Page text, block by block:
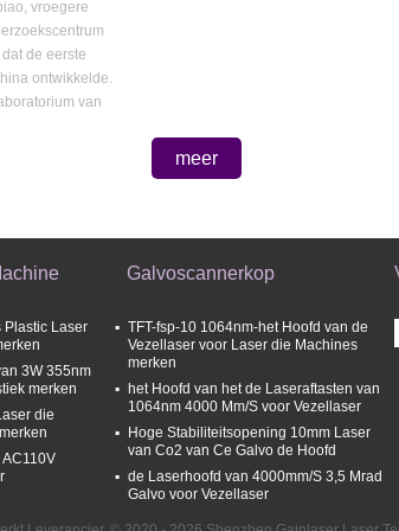
nuvroegere
de eerste
ontwikkelde.
van
meer
Plastic Laser
3W 355nm
merken
die
Galvoscannerkop
TFT-fsp-10 1064nm-het Hoofd van de
Vezellaser voor Laser die Machines
merken
het Hoofd van het de Laseraftasten van
1064nm 4000 Mm/S voor Vezellaser
Hoge Stabiliteitsopening 10mm Laser
van Co2 van Ce Galvo de Hoofd
de Laserhoofd van 4000mm/S 3,5 Mrad
Galvo voor Vezellaser